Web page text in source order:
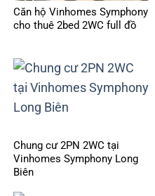
Căn hộ Vinhomes Symphony
cho thuê 2bed 2WC full đồ
Chung cư 2PN 2WC tại
Vinhomes Symphony Long
Biên